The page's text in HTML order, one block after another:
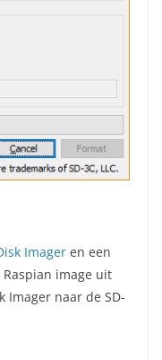
Imager en een
Raspian image uit
Imager naar de SD-